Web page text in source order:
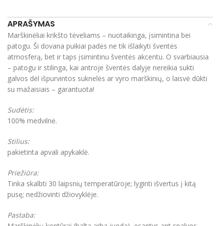
APRAŠYMAS
Marškinėliai krikšto tėveliams – nuotaikinga, įsimintina bei
patogu. Ši dovana puikiai padės ne tik išlaikyti šventės
atmosferą, bet ir taps įsimintinu šventės akcentu. O svarbiausia
– patogu ir stilinga, kai antroje šventės dalyje nereikia sukti
galvos dėl išpurvintos suknelės ar vyro marškinių, o laisvė dūkti
su mažaisiais – garantuota!
Sudėtis:
100% medvilnė.
Stilius:
pakietinta apvali apykaklė.
Priežiūra:
Tinka skalbti 30 laipsnių temperatūroje; lyginti išvertus į kitą
pusę; nedžiovinti džiovyklėje.
Pastaba: